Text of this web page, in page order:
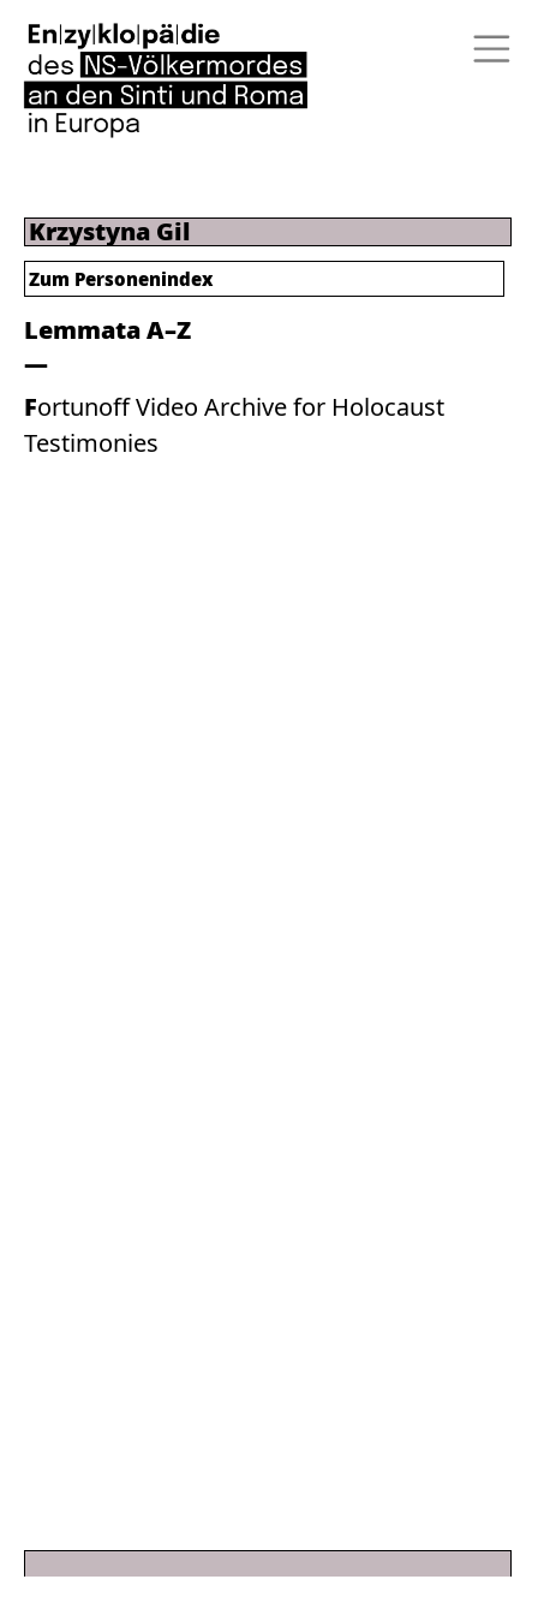
Krzystyna Gil
Lemmata A–Z
Fortunoff Video Archive for Holocaust
Testimonies
Zum Personenindex